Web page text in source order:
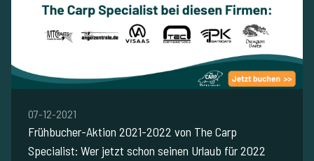
07-12-2021
Frühbucher-Aktion 2021-2022 von The Carp
Specialist: Wer jetzt schon seinen Urlaub für 2022